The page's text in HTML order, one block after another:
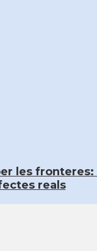
les fronteres:
reals